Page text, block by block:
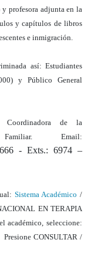
profesora adjunta en la
y capítulos de libros
e inmigración.
así: Estudiantes
y Público General
Coordinadora de la
Email:
- Exts.: 6974 –
Sistema Académico /
EN TERAPIA
académico, seleccione:
CONSULTAR /